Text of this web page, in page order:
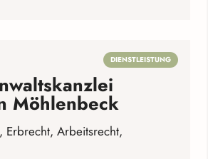
DIENSTLEISTUNG
Möhlenbeck
Erbrecht, Arbeitsrecht,